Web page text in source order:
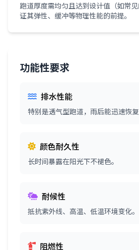
跑道厚度需均匀且达到设计值（如常
证其弹性、缓冲等物理性能的前提。
功能性要求
排水性能
特别是透气型跑道，雨后能迅速恢复
颜色耐久性
长时间暴露在阳光下不褪色。
耐候性
抵抗紫外线、高温、低温环境变化。
阻燃性